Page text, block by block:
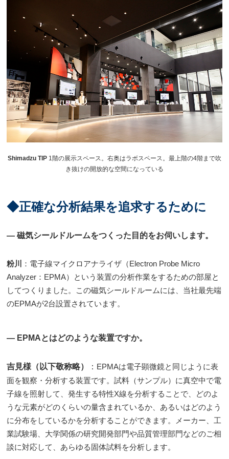
Shimadzu TIP1階の展示スペース。右奥はラボスペース。最上階の4階まで吹
き抜けの開放的な空間になっている
◆正確な分析結果を追求するために
― 磁気シールドルームをつくった目的をお伺いします。
粉川 ：電子線マイクロアナライザ（ Electron Probe Micro
Analyzer ： EPMA）という装置の分析作業をするための部屋と
してつくりました。この磁気シールドルームには、当社最先端
のEPMAが2台設置されています。
― EPMAとはどのような装置ですか。
吉見様（以下敬称略） ： EPMAは電子顕微鏡と同じように表
面を観察・分析する装置です。試料（サンプル）に真空中で電
子線を照射して、発生する特性X線を分析することで、どのよ
うな元素がどのくらいの量含まれているか、あるいはどのよう
に分布をしているかを分析することができます。メーカー、工
業試験場、大学関係の研究開発部門や品質管理部門などのご相
談に対応して、あらゆる固体試料を分析します。